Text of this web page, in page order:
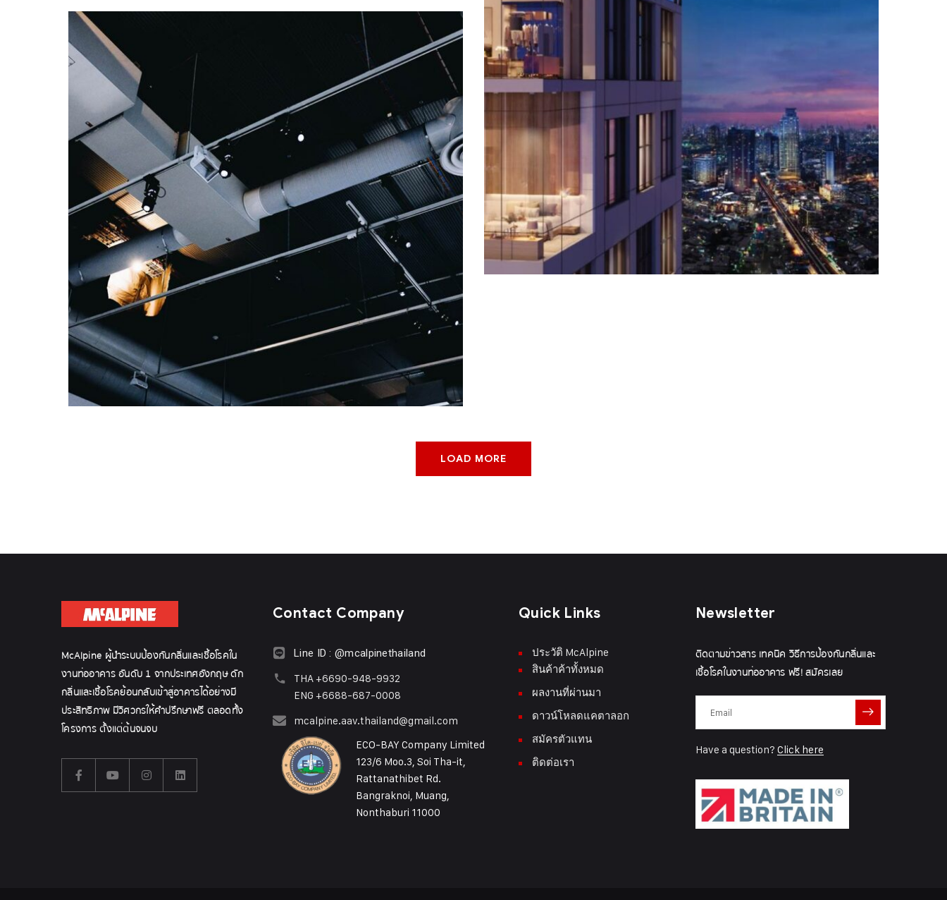
Lorem ipsum dolor sit amet, consectetur adipiscing elit. Duis id lacinia
turpis, mollis vulputate neque. Sed scelerisque dignissim faucibus.
Donec eu iaculis neque, quis ultricies turpis. Praesent accumsan ligula
turpis, sit amet aliquet nunc finibus consequat...
Health and Safety
Agriculture Oil & Gas
Lorem ipsum dolor sit amet, consectetur adipiscing elit. Duis id lacinia
turpis, mollis vulputate neque. Sed scelerisque dignissim faucibus.
Donec eu iaculis neque, quis ultricies turpis. Praesent accumsan ligula
turpis, sit amet aliquet nunc finibus consequat...
LOAD MORE
McAlpine ผู้นำระบบป้องกันกลิ่นและเชื้อโรคใน
งานท่ออาคาร อันดับ 1 จากประเทศอังกฤษ ดัก
กลิ่นและเชื้อโรคย้อนกลับเข้าสู่อาคารได้อย่างมี
ประสิทธิภาพ มีวิศวกรให้คำปรึกษาฟรี ตลอดทั้ง
โครงการ ตั้งแต่ต้นจนจบ
Contact Company
Line ID : @mcalpinethailand
THA +6690-948-9932
ENG +6688-687-0008
mcalpine.aav.thailand@gmail.com
ECO-BAY Company Limited
123/6 Moo.3, Soi Tha-it,
Rattanathibet Rd.
Bangraknoi, Muang,
Nonthaburi 11000
Quick Links
ประวัติ McAlpine
สินค้าค้าทั้งหมด
ผลงานที่ผ่านมา
ดาวน์โหลดแคตาลอก
สมัครตัวแทน
ติดต่อเรา
Newsletter
ติดตามข่าวสาร เทคนิค วิธีการป้องกันกลิ่นและ
เชื้อโรคในงานท่ออาคาร ฟรี! สมัครเลย
Have a question? Click here